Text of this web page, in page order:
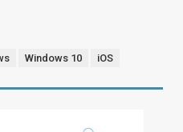
Windows 10 iOS